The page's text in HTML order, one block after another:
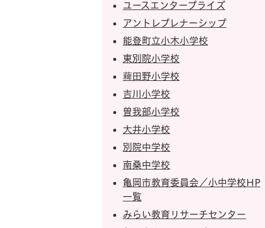
ユースエンタープライズ
アントレプレナーシップ
能登町立小木小学校
東別院小学校
薭田野小学校
吉川小学校
曽我部小学校
大井小学校
別院中学校
南桑中学校
亀岡市教育委員会／小中学校HP
一覧
みらい教育リサーチセンター